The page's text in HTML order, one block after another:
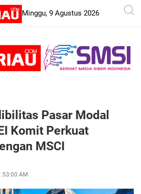
Minggu, 9 Agustus 2026
Pasar Modal
Komit Perkuat
MSCI
AM